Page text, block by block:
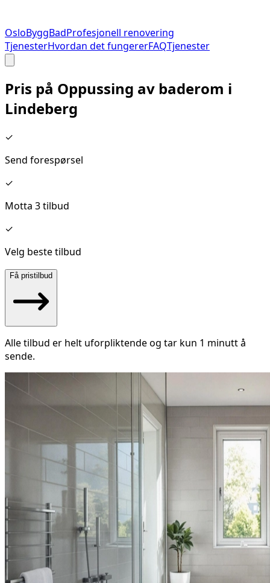
OsloByggBadProfesjonell renovering
TjenesterHvordan det fungererFAQTjenester
Pris på Oppussing av baderom i
Lindeberg
✓
Send forespørsel
✓
Motta 3 tilbud
✓
Velg beste tilbud
Få pristilbud
Alle tilbud er helt uforpliktende og tar kun 1 minutt å
sende.